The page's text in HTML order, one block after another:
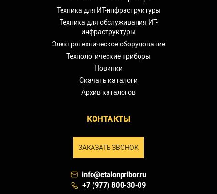
Техника для ИТ-инфраструктуры
Техника для обслуживания ИТ-
инфраструктуры
Электротехническое оборудование
Технологические приборы
Новинки
Скачать каталоги
Архив каталогов
КОНТАКТЫ
ЗАКАЗАТЬ ЗВОНОК
info@etalonpribor.ru
+7 (977) 800-30-09